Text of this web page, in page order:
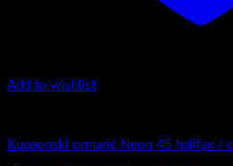
Add to wishlist
Kupaonski ormarić Neon 45 halifax